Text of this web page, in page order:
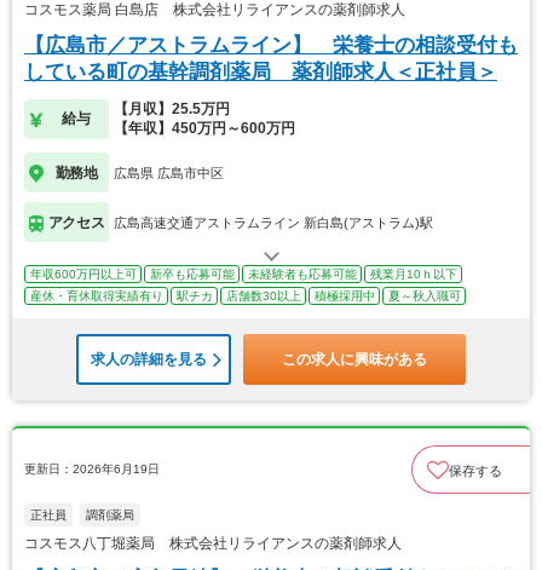
コスモス薬局 白島店 株式会社リライアンスの薬剤師求人
【広島市／アストラムライン】 栄養士の相談受付も
している町の基幹調剤薬局 薬剤師求人＜正社員＞
給与
【月収】25.5万円
【年収】450万円～600万円
勤務地 広島県 広島市中区
アクセス 広島高速交通アストラムライン 新白島(アストラム)駅
年収600万円以上可 新卒も応募可能 未経験者も応募可能
残業月10ｈ以下
産休・育休取得実績有り
駅チカ 店舗数30以上 積極採用中 夏～秋入職可
求人の詳細を見る この求人に興味がある
更新日：2026年6月19日 保存する
正社員 調剤薬局
コスモス八丁堀薬局 株式会社リライアンスの薬剤師求人